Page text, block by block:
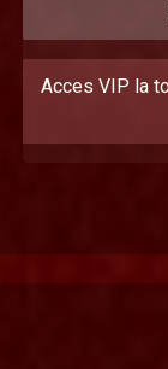
Acces VIP la